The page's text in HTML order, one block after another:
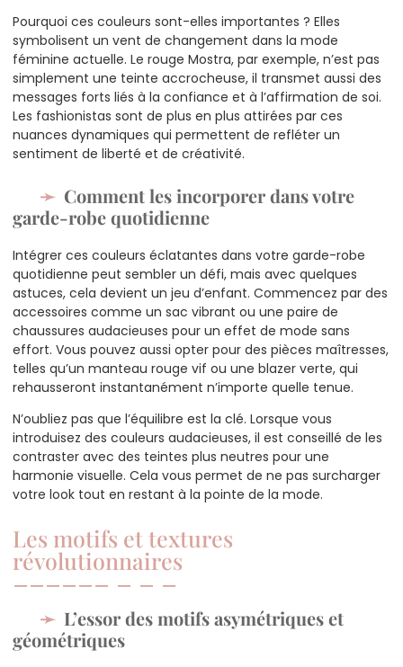
Pourquoi ces couleurs sont-elles importantes ? Elles
symbolisent un vent de changement dans la mode
féminine actuelle. Le rouge Mostra, par exemple, n’est pas
simplement une teinte accrocheuse, il transmet aussi des
messages forts liés à la confiance et à l’affirmation de soi.
Les fashionistas sont de plus en plus attirées par ces
nuances dynamiques qui permettent de refléter un
sentiment de liberté et de créativité.
Comment les incorporer dans votre
garde-robe quotidienne
Intégrer ces couleurs éclatantes dans votre garde-robe
quotidienne peut sembler un défi, mais avec quelques
astuces, cela devient un jeu d’enfant. Commencez par des
accessoires comme un sac vibrant ou une paire de
chaussures audacieuses pour un effet de mode sans
effort. Vous pouvez aussi opter pour des pièces maîtresses,
telles qu’un manteau rouge vif ou une blazer verte, qui
rehausseront instantanément n’importe quelle tenue.
N’oubliez pas que l’équilibre est la clé. Lorsque vous
introduisez des couleurs audacieuses, il est conseillé de les
contraster avec des teintes plus neutres pour une
harmonie visuelle. Cela vous permet de ne pas surcharger
votre look tout en restant à la pointe de la mode.
Les motifs et textures
révolutionnaires
L’essor des motifs asymétriques et
géométriques